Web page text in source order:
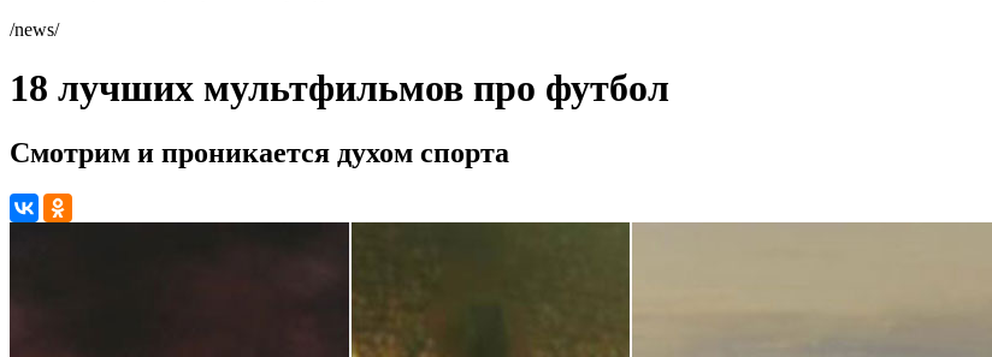
/news/
18 лучших мультфильмов про футбол
Смотрим и проникается духом спорта